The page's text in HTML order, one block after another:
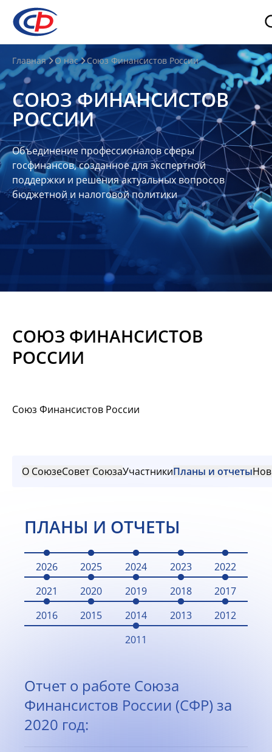
О
нас
О
СФР
Совет
Союза
Участники
Планы
отчеты
Контакты
Материалы
Главная О нас Союз Финансистов России
СОЮЗ ФИНАНСИСТОВ
РОССИИ
Объединение профессионалов сферы
госфинансов, созданное для экспертной
поддержки и решения актуальных вопросов
бюджетной и налоговой политики
СОЮЗ ФИНАНСИСТОВ
РОССИИ
Союз Финансистов России
О СоюзеСовет СоюзаУчастникиПланы и отчеты
ПЛАНЫ И ОТЧЕТЫ
2026 2025 2024 2023
2022
2021
2020 2019 2018
2017
2016
2015 2014 2013
2012
2011
Отчет о работе Союза
Финансистов России (СФР) за
2020 год: